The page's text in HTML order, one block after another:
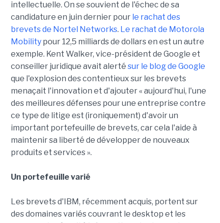
intellectuelle. On se souvient de l'échec de sa
candidature en juin dernier pour le rachat des
brevets de Nortel Networks. Le rachat de Motorola
Mobilitypour 12,5 milliards de dollars en est un autre
exemple. Kent Walker, vice-président de Google et
conseiller juridique avait alerté sur le blog de Google
que l'explosion des contentieux sur les brevets
menaçait l'innovation et d'ajouter « aujourd'hui, l'une
des meilleures défenses pour une entreprise contre
ce type de litige est (ironiquement) d'avoir un
important portefeuille de brevets, car cela l'aide à
maintenir sa liberté de développer de nouveaux
produits et services ».
Un portefeuille varié
Les brevets d'IBM, récemment acquis, portent sur
des domaines variés couvrant le desktop et les